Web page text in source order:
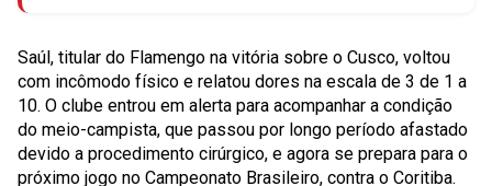
Saúl, titular do Flamengo na vitória sobre o Cusco, voltou
com incômodo físico e relatou dores na escala de 3 de 1 a
10. O clube entrou em alerta para acompanhar a condição
do meio-campista, que passou por longo período afastado
devido a procedimento cirúrgico, e agora se prepara para o
próximo jogo no Campeonato Brasileiro, contra o Coritiba.